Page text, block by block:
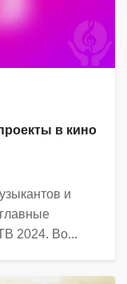
в кино
и
2024. Во...